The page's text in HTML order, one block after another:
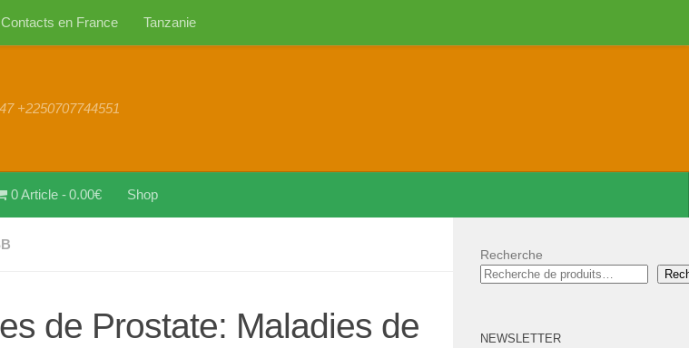
Contacts en France Tanzanie
+2250707744551
0 Article 0.00€ Shop
de Prostate: Maladies de
Recherche
NEWSLETTER